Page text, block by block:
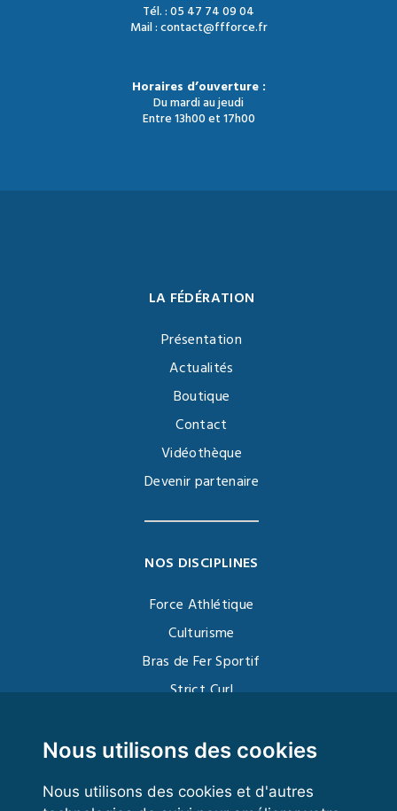
Nous utilisons des cookies
Nous utilisons des cookies et d'autres
Tél. : 05 47 74 09 04
Mail : contact@ffforce.fr
Horaires d’ouverture :
Du mardi au jeudi
Entre 13h00 et 17h00
LA FÉDÉRATION
Présentation
Actualités
Boutique
Contact
Vidéothèque
Devenir partenaire
NOS DISCIPLINES
Force Athlétique
Culturisme
Bras de Fer Sportif
Strict Curl
Kettlebell